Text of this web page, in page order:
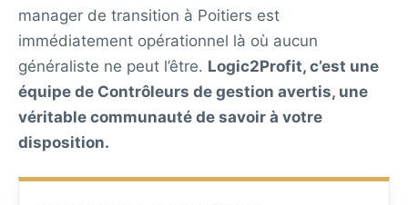
manager de transition à Poitiers est
immédiatement opérationnel là où aucun
généraliste ne peut l’être. Logic2Profit, c’est une
équipe de Contrôleurs de gestion avertis, une
véritable communauté de savoir à votre
disposition.